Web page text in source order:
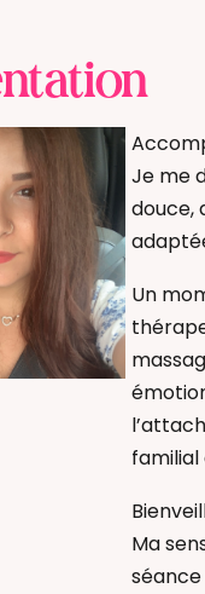
Je me
douce,
Un
familial
Ma